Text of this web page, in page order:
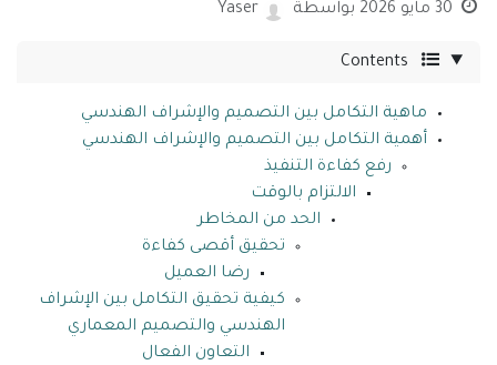
30 مايو 2026 بواسطة Yaser
Contents
ماهية التكامل بين التصميم والإشراف الهندسي
أهمية التكامل بين التصميم والإشراف الهندسي
رفع كفاءة التنفيذ
الالتزام بالوقت
الحد من المخاطر
تحقيق أقصى كفاءة
رضا العميل
كيفية تحقيق التكامل بين الإشراف
الهندسي والتصميم المعماري
التعاون الفعال